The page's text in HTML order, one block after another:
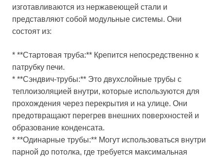
изготавливаются из нержавеющей стали и
представляют собой модульные системы. Они
состоят из:
* **Стартовая труба:** Крепится непосредственно к
патрубку печи.
* **Сэндвич-трубы:** Это двухслойные трубы с
теплоизоляцией внутри, которые используются для
прохождения через перекрытия и на улице. Они
предотвращают перегрев внешних поверхностей и
образование конденсата.
* **Одинарные трубы:** Могут использоваться внутри
парной до потолка, где требуется максимальная